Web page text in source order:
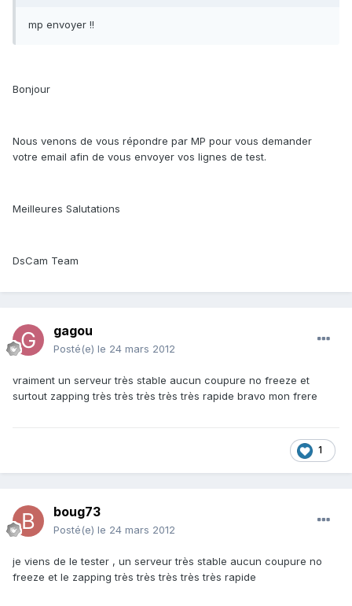
mp envoyer !!
Bonjour
Nous venons de vous répondre par MP pour vous demander
votre email afin de vous envoyer vos lignes de test.
Meilleures Salutations
DsCam Team
gagou
Posté(e) le 24 mars 2012
vraiment un serveur très stable aucun coupure no freeze et
surtout zapping très très très très très rapide bravo mon frere
1
boug73
Posté(e) le 24 mars 2012
je viens de le tester , un serveur très stable aucun coupure no
freeze et le zapping très très très très très rapide